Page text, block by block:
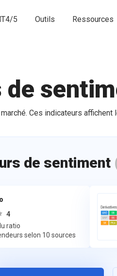
5 Outils Ressources
de
Ces indicateurs
de sentiment
4
ratio
selon 10 sources